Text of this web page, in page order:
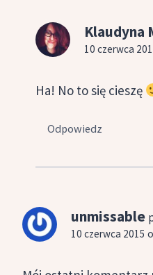
Klaudyna
10 czerwca
Ha! No to się cieszę
Odpowiedz
unmissable
10 czerwca 2015